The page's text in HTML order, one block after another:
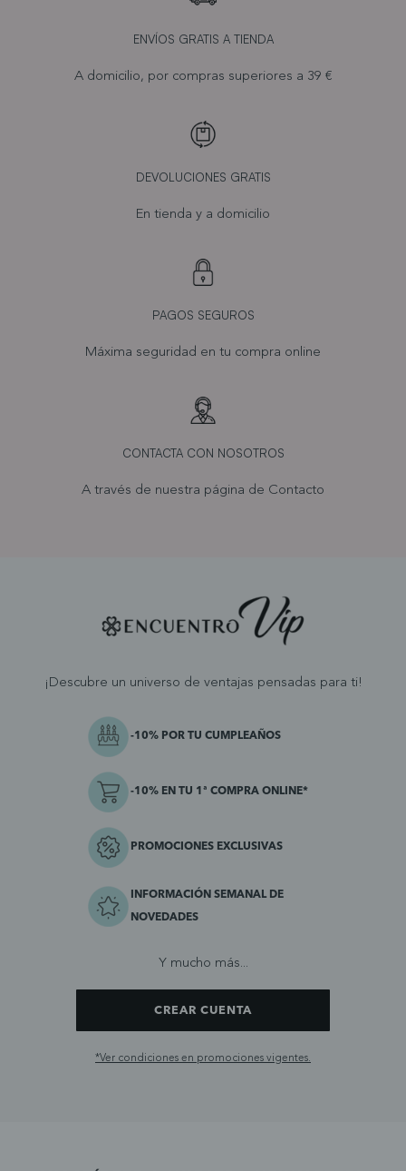
ENVÍOS GRATIS A TIENDA
A domicilio, por compras superiores a 39 €
DEVOLUCIONES GRATIS
En tienda y a domicilio
PAGOS SEGUROS
Máxima seguridad en tu compra online
CONTACTA CON NOSOTROS
A través de nuestra página de Contacto
¡Descubre un universo de ventajas pensadas para ti!
-10% POR TU CUMPLEAÑOS
-10% EN TU 1ª COMPRA ONLINE*
PROMOCIONES EXCLUSIVAS
INFORMACIÓN SEMANAL DE
NOVEDADES
Y mucho más...
CREAR CUENTA
*Ver condiciones en promociones vigentes.